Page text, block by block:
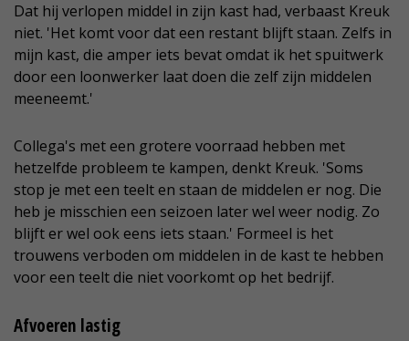
Dat hij verlopen middel in zijn kast had, verbaast Kreuk
niet. 'Het komt voor dat een restant blijft staan. Zelfs in
mijn kast, die amper iets bevat omdat ik het spuitwerk
door een loonwerker laat doen die zelf zijn middelen
meeneemt.'
Collega's met een grotere voorraad hebben met
hetzelfde probleem te kampen, denkt Kreuk. 'Soms
stop je met een teelt en staan de middelen er nog. Die
heb je misschien een seizoen later wel weer nodig. Zo
blijft er wel ook eens iets staan.' Formeel is het
trouwens verboden om middelen in de kast te hebben
voor een teelt die niet voorkomt op het bedrijf.
Afvoeren lastig